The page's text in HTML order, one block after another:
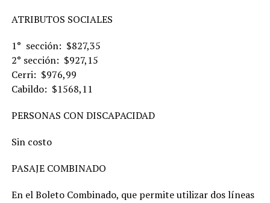
ATRIBUTOS SOCIALES
1° sección: $827,35
2° sección: $927,15
Cerri: $976,99
Cabildo: $1568,11
PERSONAS CON DISCAPACIDAD
Sin costo
PASAJE COMBINADO
En el Boleto Combinado, que permite utilizar dos líneas